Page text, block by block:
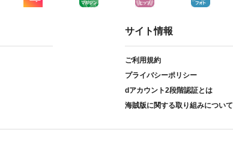
サイト情報
ご利用規約
プライバシーポリシー
dアカウント2段階認証とは
海賊版に関する取り組みについて